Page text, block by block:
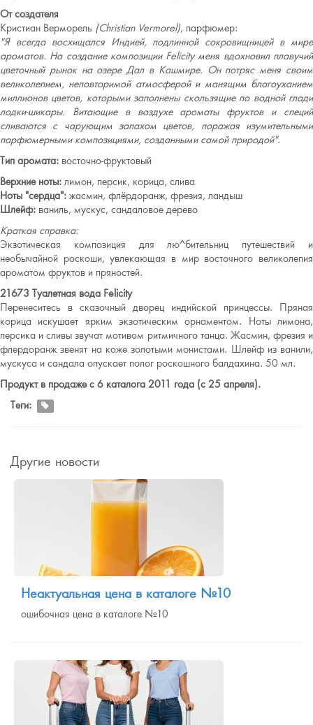
От создателя
Кристиан Верморель (ChristianVermorel), парфюмер:
"Я всегда восхищался Индией, подлинной сокровищницей в мире
ароматов. На создание композиции Felicity меня вдохновил плавучий
цветочный рынок на озере Дал в Кашмире. Он потряс меня своим
великолепием, неповторимой атмосферой и манящим благоуханием
миллионов цветов, которыми заполнены скользящие по водной глади
лодки-шикары. Витающие в воздухе ароматы фруктов и специй
сливаются с чарующим запахом цветов, поражая изумительными
парфюмерными композициями, созданными самой природой".
Тип аромата: восточно-фруктовый
Верхние ноты:лимон, персик, корица, слива
Ноты "сердца": жасмин, флёрдоранж, фрезия, ландыш
Шлейф: ваниль, мускус, сандаловое дерево
Краткая справка:
Экзотическая композиция для лю^бительниц путешествий и
необычайной роскоши, увлекающая в мир восточного великолепия
ароматом фруктов и пряностей.
21673 Туалетная вода Felicity
Перенеситесь в сказочный дворец индийской принцессы. Пряная
корица искушает ярким экзотическим орнаментом. Ноты лимона,
персика и сливы звучат мотивом ритмичного танца. Жасмин, фрезия и
флердоранж звенят на коже золотыми монистами. Шлейф из ванили,
мускуса и сандала опускает полог роскошного балдахина. 50 мл.
Продукт в продаже с 6 каталога 2011 года (с 25 апреля).
Теги:
Другие новости
Неактуальная цена в каталоге №10
ошибочная цена в каталоге №10